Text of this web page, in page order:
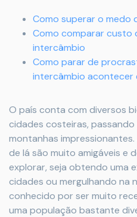
Como superar o medo
Como comparar custo
intercâmbio
Como parar de
intercâmbio acontecer
O país conta com diversos
cidades costeiras,
montanhas
de lá são muito amigáveis e
explorar, seja obtendo uma
cidades ou mergulhando na
conhecido por ser muito
uma população bastante